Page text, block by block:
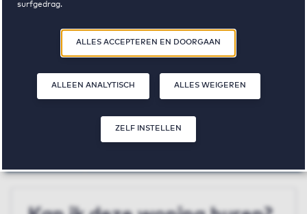
surfgedrag.
Door op ‘Zelf instellen’ te klikken, kunt u meer lezen over onze cookies
en uw voorkeuren aanpassen. Door op ‘Alles accepteren en doorgaan’
te klikken, gaat u akkoord met het gebruik van cookies zoals
ALLES ACCEPTEREN EN DOORGAAN
ALLEEN ANALYTISCH ALLES WEIGEREN
ZELF INSTELLEN
106 Rotterdam
1